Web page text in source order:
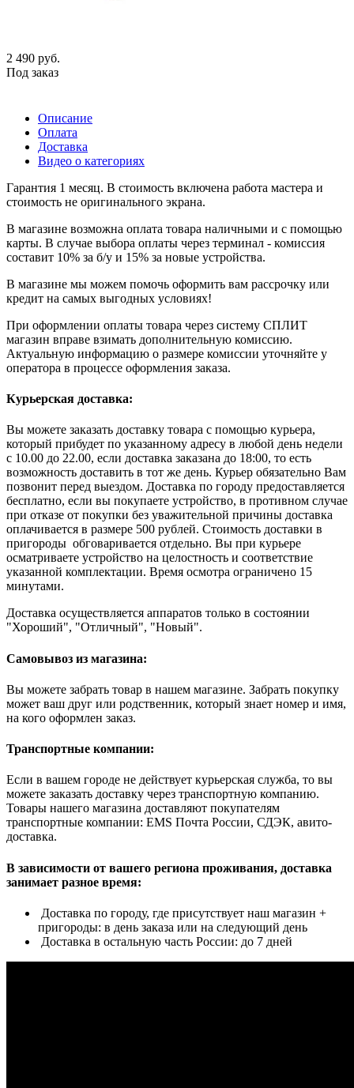
2 490 руб.
Под заказ
Описание
Оплата
Доставка
Видео о категориях
Гарантия 1 месяц. В стоимость включена работа мастера и
стоимость не оригинального экрана.
В магазине возможна оплата товара наличными и с помощью
карты. В случае выбора оплаты через терминал - комиссия
составит 10% за б/у и 15% за новые устройства.
В магазине мы можем помочь оформить вам рассрочку или
кредит на самых выгодных условиях!
При оформлении оплаты товара через систему СПЛИТ
магазин вправе взимать дополнительную комиссию.
Актуальную информацию о размере комиссии уточняйте у
оператора в процессе оформления заказа.
Курьерская доставка:
Вы можете заказать доставку товара с помощью курьера,
который прибудет по указанному адресу в любой день недели
с 10.00 до 22.00, если доставка заказана до 18:00, то есть
возможность доставить в тот же день. Курьер обязательно Вам
позвонит перед выездом. Доставка по городу предоставляется
бесплатно, если вы покупаете устройство, в противном случае
при отказе от покупки без уважительной причины доставка
оплачивается в размере 500 рублей. Стоимость доставки в
пригороды обговаривается отдельно. Вы при курьере
осматриваете устройство на целостность и соответствие
указанной комплектации. Время осмотра ограничено 15
минутами.
Доставка осуществляется аппаратов только в состоянии
"Хороший", "Отличный", "Новый".
Самовывоз из магазина:
Вы можете забрать товар в нашем магазине. Забрать покупку
может ваш друг или родственник, который знает номер и имя,
на кого оформлен заказ.
Транспортные компании:
Если в вашем городе не действует курьерская служба, то вы
можете заказать доставку через транспортную компанию.
Товары нашего магазина доставляют покупателям
транспортные компании: EMS Почта России, СДЭК, авито-
доставка.
В зависимости от вашего региона проживания, доставка
занимает разное время:
Доставка по городу, где присутствует наш магазин +
пригороды: в день заказа или на следующий день
Доставка в остальную часть России: до 7 дней